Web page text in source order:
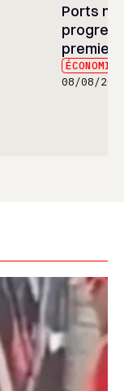
Ports
premier
08/08/